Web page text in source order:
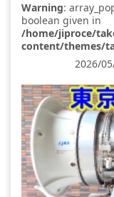
Warning:
boolean given in
/home/jiproce/
content/themes/
2026/